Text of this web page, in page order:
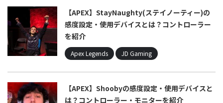
【APEX】StayNaughty(ステイノーティー)の
感度設定・使用デバイスとは？コントローラー
を紹介
Apex Legends JD Gaming
【APEX】Shoobyの感度設定・使用デバイスと
は？コントローラー・モニターを紹介